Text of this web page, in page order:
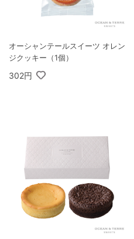
オーシャンテールスイーツ オレン
ジクッキー（1個）
302円